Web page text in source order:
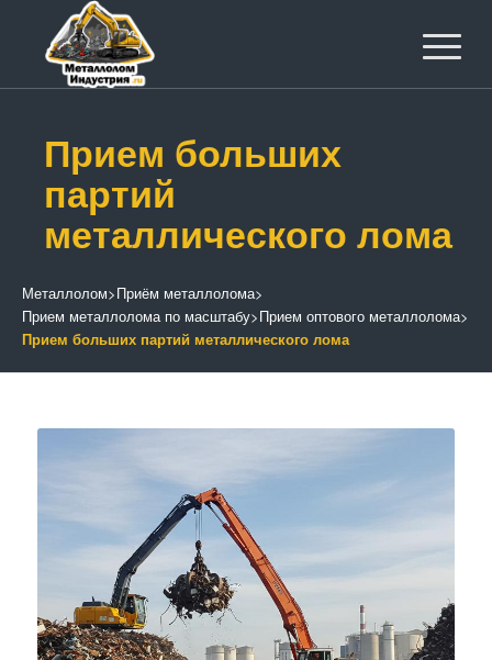
Прием больших
партий
металлического лома
Металлолом>Приём металлолома>
Прием металлолома по масштабу>Прием оптового металлолома>
Прием больших партий металлического лома